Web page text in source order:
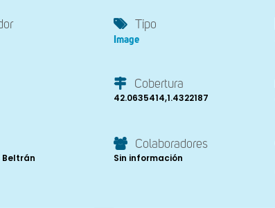
Tipo
Image
Cobertura
42.0635414,1.4322187
Beltrán
Colaboradores
Sin información